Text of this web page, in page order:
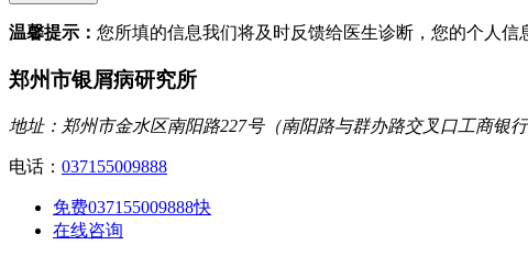
温馨提示： 您所填的信息我们将及时反馈给医生诊断，您的个人信
郑州市银屑病研究所
地址：郑州市金水区南阳路227号（南阳路与群办路交叉口工商银行
电话： 037155009888
免费037155009888快
在线咨询